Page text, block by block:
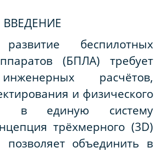
ВВЕДЕНИЕ
беспилотных
(БПЛА) требует
расчётов,
и физического
в единую систему
трёхмерного (3D)
позволяет объединить в